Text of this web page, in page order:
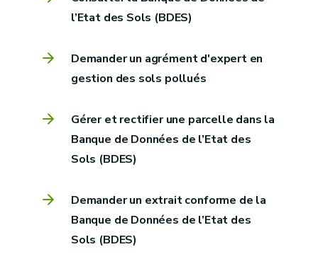
l’Etat des Sols (BDES)
Demander un agrément d'expert en
gestion des sols pollués
Gérer et rectifier une parcelle dans la
Banque de Données de l’Etat des
Sols (BDES)
Demander un extrait conforme de la
Banque de Données de l’Etat des
Sols (BDES)